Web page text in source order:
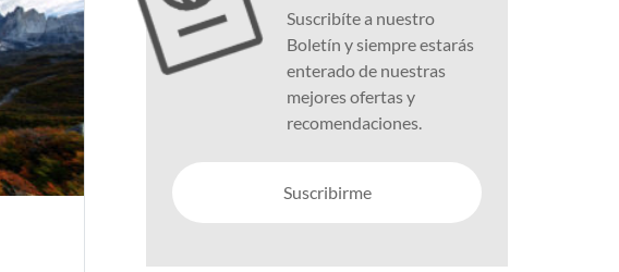
Suscribíte a nuestro
Boletín y siempre estarás
enterado de nuestras
mejores ofertas y
recomendaciones.
Suscribirme